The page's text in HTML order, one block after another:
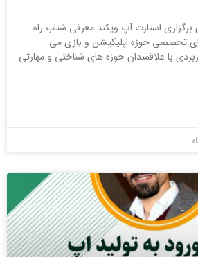
برگزاری استارت آپ ویکند معرفی شتاب راه
تخصصی حوزه اپلیکیشن و بازی می
با علاقمندان حوزه های شناختی و مهارتی